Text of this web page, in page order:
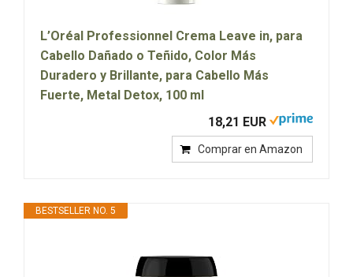
L’Oréal Professionnel Crema Leave in, para
Cabello Dañado o Teñido, Color Más
Duradero y Brillante, para Cabello Más
Fuerte, Metal Detox, 100 ml
18,21 EUR
Comprar en Amazon
BESTSELLER NO. 5